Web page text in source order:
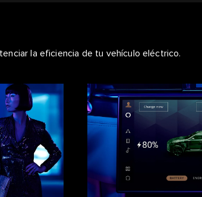
la eficiencia de tu vehículo eléctrico.